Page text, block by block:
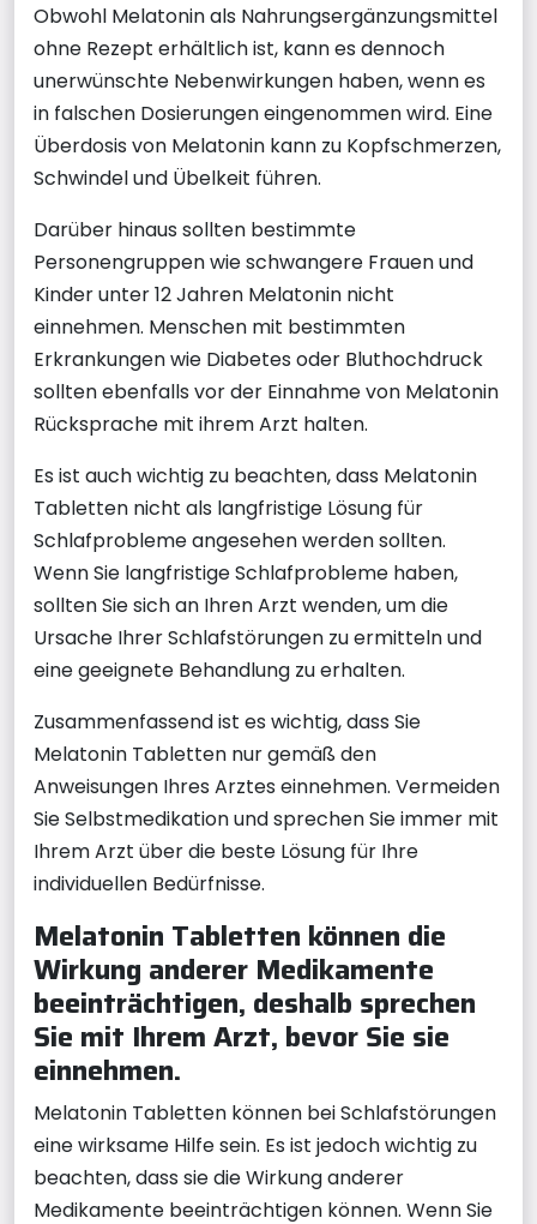
Obwohl Melatonin als Nahrungsergänzungsmittel
ohne Rezept erhältlich ist, kann es dennoch
unerwünschte Nebenwirkungen haben, wenn es
in falschen Dosierungen eingenommen wird. Eine
Überdosis von Melatonin kann zu Kopfschmerzen,
Schwindel und Übelkeit führen.
Darüber hinaus sollten bestimmte
Personengruppen wie schwangere Frauen und
Kinder unter 12 Jahren Melatonin nicht
einnehmen. Menschen mit bestimmten
Erkrankungen wie Diabetes oder Bluthochdruck
sollten ebenfalls vor der Einnahme von Melatonin
Rücksprache mit ihrem Arzt halten.
Es ist auch wichtig zu beachten, dass Melatonin
Tabletten nicht als langfristige Lösung für
Schlafprobleme angesehen werden sollten.
Wenn Sie langfristige Schlafprobleme haben,
sollten Sie sich an Ihren Arzt wenden, um die
Ursache Ihrer Schlafstörungen zu ermitteln und
eine geeignete Behandlung zu erhalten.
Zusammenfassend ist es wichtig, dass Sie
Melatonin Tabletten nur gemäß den
Anweisungen Ihres Arztes einnehmen. Vermeiden
Sie Selbstmedikation und sprechen Sie immer mit
Ihrem Arzt über die beste Lösung für Ihre
individuellen Bedürfnisse.
Melatonin Tabletten können die
Wirkung anderer Medikamente
beeinträchtigen, deshalb sprechen
Sie mit Ihrem Arzt, bevor Sie sie
einnehmen.
Melatonin Tabletten können bei Schlafstörungen
eine wirksame Hilfe sein. Es ist jedoch wichtig zu
beachten, dass sie die Wirkung anderer
Medikamente beeinträchtigen können. Wenn Sie